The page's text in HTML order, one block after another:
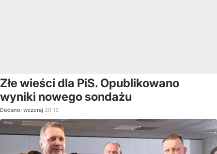
Złe wieści dla PiS. Opublikowano
wyniki nowego sondażu
Dodano: wczoraj 20:13